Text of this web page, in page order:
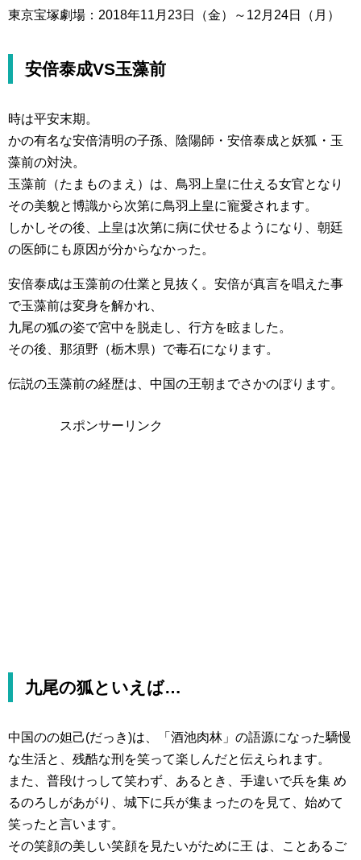
東京宝塚劇場：2018年11月23日（金）～12月24日（月）
安倍泰成VS玉藻前
時は平安末期。
かの有名な安倍清明の子孫、陰陽師・安倍泰成と妖狐・玉
藻前の対決。
玉藻前（たまものまえ）は、鳥羽上皇に仕える女官となり
その美貌と博識から次第に鳥羽上皇に寵愛されます。
しかしその後、上皇は次第に病に伏せるようになり、朝廷
の医師にも原因が分からなかった。
安倍泰成は玉藻前の仕業と見抜く。安倍が真言を唱えた事
で玉藻前は変身を解かれ、
九尾の狐の姿で宮中を脱走し、行方を眩ました。
その後、那須野（栃木県）で毒石になります。
伝説の玉藻前の経歴は、中国の王朝までさかのぼります。
スポンサーリンク
九尾の狐といえば…
中国のの妲己(だっき)は、「酒池肉林」の語源になった驕慢
な生活と、残酷な刑を笑って楽しんだと伝えられます。
また、普段けっして笑わず、あるとき、手違いで兵を集 め
るのろしがあがり、城下に兵が集まったのを見て、始めて
笑ったと言います。
その笑顔の美しい笑顔を見たいがために王 は、ことあるご